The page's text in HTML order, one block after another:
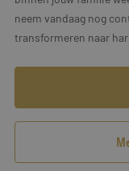
neem vandaag nog
transformeren naar